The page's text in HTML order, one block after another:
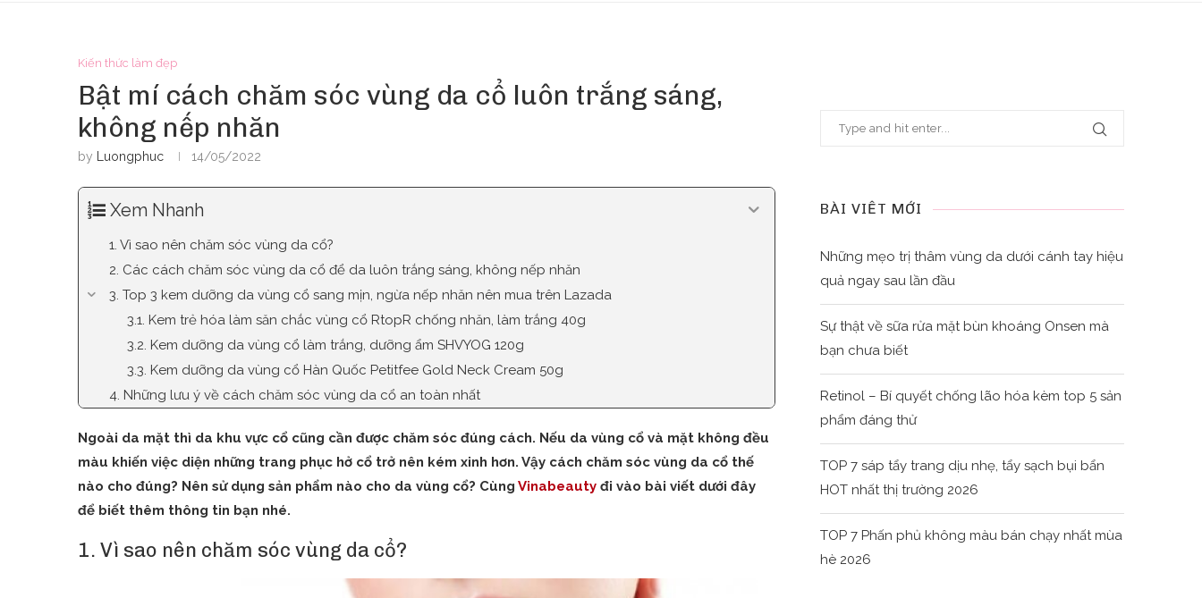
Kiến thức làm đẹp
Bật mí cách chăm sóc vùng da cổ luôn trắng sáng,
không nếp nhăn
by Luongphuc 14/05/2022
Xem Nhanh
1. Vì sao nên chăm sóc vùng da cổ?
2. Các cách chăm sóc vùng da cổ để da luôn trắng sáng, không nếp nhăn
3. Top 3 kem dưỡng da vùng cổ sang mịn, ngừa nếp nhăn nên mua trên Lazada
3.1. Kem trẻ hóa làm săn chắc vùng cổ RtopR chống nhăn, làm trắng 40g
3.2. Kem dưỡng da vùng cổ làm trắng, dưỡng ẩm SHVYOG 120g
3.3. Kem dưỡng da vùng cổ Hàn Quốc Petitfee Gold Neck Cream 50g
4. Những lưu ý về cách chăm sóc vùng da cổ an toàn nhất
Ngoài da mặt thì da khu vực cổ cũng cần được chăm sóc đúng cách. Nếu da vùng cổ và mặt không đều
màu khiến việc diện những trang phục hở cổ trở nên kém xinh hơn. Vậy cách chăm sóc vùng da cổ thế
nào cho đúng? Nên sử dụng sản phẩm nào cho da vùng cổ? Cùng Vinabeauty đi vào bài viết dưới đây
để biết thêm thông tin bạn nhé.
1. Vì sao nên chăm sóc vùng da cổ?
BÀI VIẾT MỚI
Những mẹo trị thâm vùng da dưới cánh tay hiệu
quả ngay sau lần đầu
Sự thật về sữa rửa mặt bùn khoáng Onsen mà
bạn chưa biết
Retinol – Bí quyết chống lão hóa kèm top 5 sản
phẩm đáng thử
TOP 7 sáp tẩy trang dịu nhẹ, tẩy sạch bụi bẩn
HOT nhất thị trường 2026
TOP 7 Phấn phủ không màu bán chạy nhất mùa
hè 2026